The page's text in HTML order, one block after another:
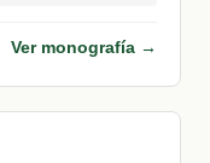
Ver monografía →